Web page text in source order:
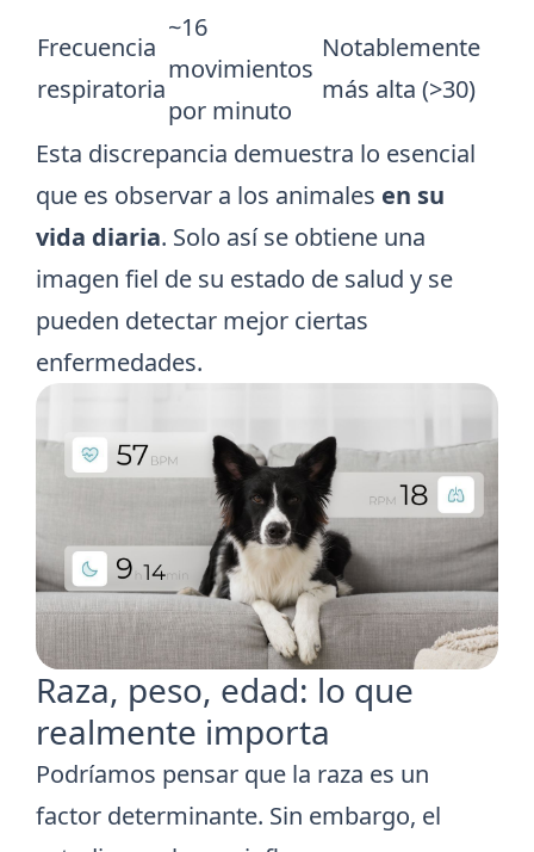
Frecuencia
respiratoria
~16
movimientos
por minuto
Notablemente
más alta (>30)
Esta discrepancia demuestra lo esencial
que es observar a los animales en su
vida diaria. Solo así se obtiene una
imagen fiel de su estado de salud y se
pueden detectar mejor ciertas
enfermedades.
Raza, peso, edad: lo que
realmente importa
Podríamos pensar que la raza es un
factor determinante. Sin embargo, el